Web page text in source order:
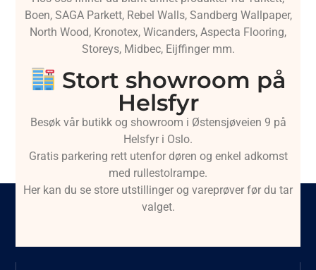
Boen, SAGA Parkett, Rebel Walls, Sandberg Wallpaper,
North Wood, Kronotex, Wicanders, Aspecta Flooring,
Storeys, Midbec, Eijffinger mm.
Stort showroom på
Helsfyr
Besøk vår butikk og showroom i Østensjøveien 9 på
Helsfyr i Oslo.
Gratis parkering rett utenfor døren og enkel adkomst
med rullestolrampe.
Her kan du se store utstillinger og vareprøver før du tar
valget.